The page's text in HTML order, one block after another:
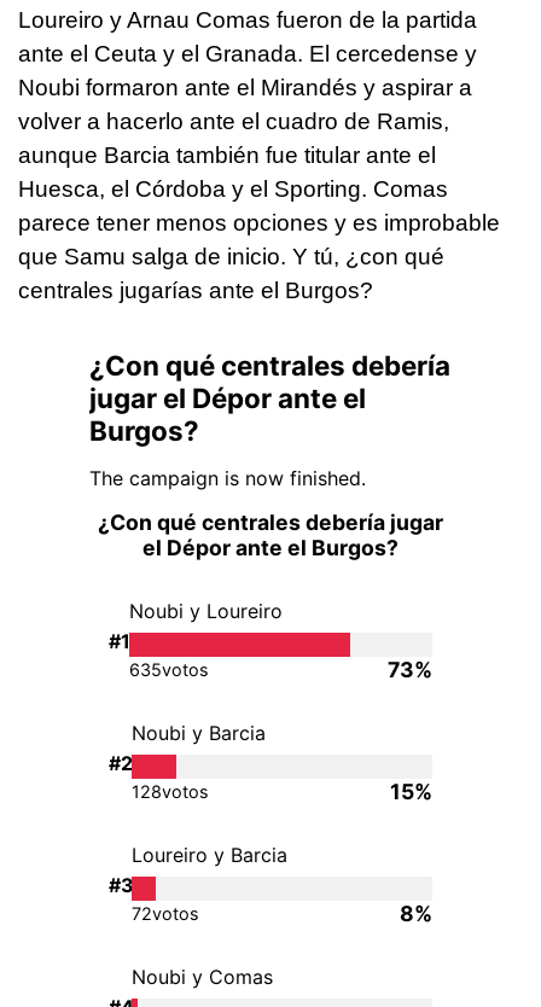
Loureiro y Arnau Comas fueron de la partida
ante el Ceuta y el Granada. El cercedense y
Noubi formaron ante el Mirandés y aspirar a
volver a hacerlo ante el cuadro de Ramis,
aunque Barcia también fue titular ante el
Huesca, el Córdoba y el Sporting. Comas
parece tener menos opciones y es improbable
que Samu salga de inicio. Y tú, ¿con qué
centrales jugarías ante el Burgos?